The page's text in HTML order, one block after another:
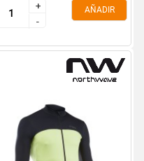
+
-
+
-
AÑADIR